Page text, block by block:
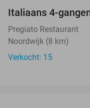
Italiaans 4-
Pregiato Restaurant
Noordwijk (8 km)
Verkocht: 15